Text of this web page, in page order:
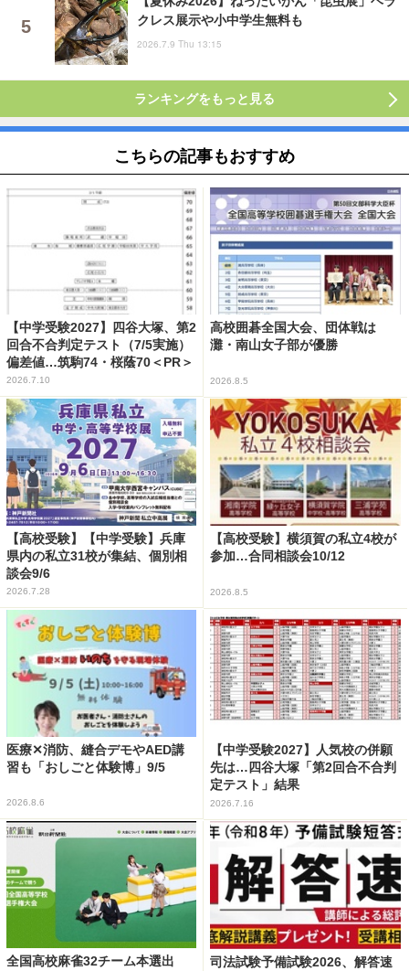
クレス展示や小中学生無料も
2026.7.9 Thu 13:15
ランキングをもっと見る
こちらの記事もおすすめ
【中学受験2027】四谷大塚、第2
回合不合判定テスト（7/5実施）
偏差値…筑駒74・桜蔭70＜PR＞
2026.7.10
高校囲碁全国大会、団体戦は
灘・南山女子部が優勝
2026.8.5
【高校受験】【中学受験】兵庫
県内の私立31校が集結、個別相
談会9/6
2026.7.28
【高校受験】横須賀の私立4校が
参加…合同相談会10/12
2026.8.5
医療✕消防、縫合デモやAED講
習も「おしごと体験博」9/5
2026.8.6
【中学受験2027】人気校の併願
先は…四谷大塚「第2回合不合判
定テスト」結果
2026.7.16
全国高校麻雀32チーム本選出
司法試験予備試験2026、解答速